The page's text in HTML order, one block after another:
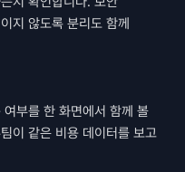
지 않도록 분리도 함께
여부를 한 화면에서 함께 볼
이 같은 비용 데이터를 보고